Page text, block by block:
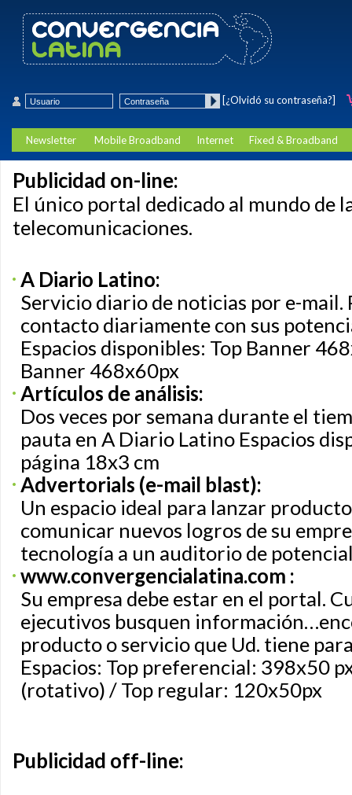
[¿Olvidó su contraseña?]
Newsletter Mobile Broadband Internet Fixed & Broadband
Publicidad on-line:
El único portal dedicado al mundo de
telecomunicaciones.
A Diario Latino:
Servicio diario de noticias por e-mail.
contacto diariamente con sus
Espacios disponibles: Top Banner
Banner 468x60px
Artículos de análisis:
Dos veces por semana durante el
pauta en A Diario Latino Espacios
página 18x3 cm
Advertorials (e-mail blast):
Un espacio ideal para lanzar
comunicar nuevos logros de su
tecnología a un auditorio de
www.convergencialatina.com :
Su empresa debe estar en el portal.
ejecutivos busquen
producto o servicio que Ud. tiene
Espacios: Top preferencial: 398x50
(rotativo) / Top regular: 120x50px
Publicidad off-line: